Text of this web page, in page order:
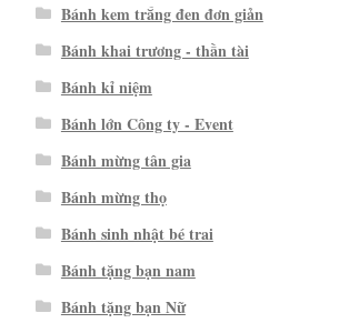
Bánh kem trắng đen đơn giản
Bánh khai trương - thần tài
Bánh kỉ niệm
Bánh lớn Công ty - Event
Bánh mừng tân gia
Bánh mừng thọ
Bánh sinh nhật bé trai
Bánh tặng bạn nam
Bánh tặng bạn Nữ